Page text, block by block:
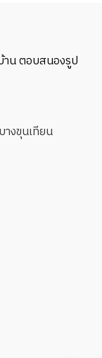
าน ตอบสนองรูป
งขุนเทียน